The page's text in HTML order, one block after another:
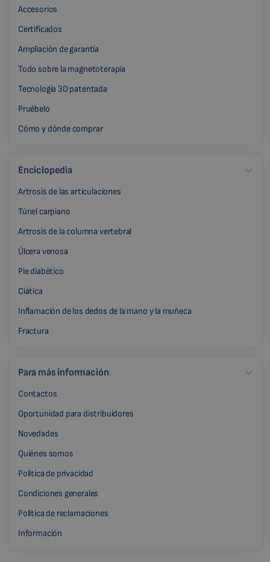
Accesorios
Certificados
Ampliación de garantía
Todo sobre la magnetoterapia
Tecnología 3D patentada
Pruébelo
Cómo y dónde comprar
Enciclopedia
Artrosis de las articulaciones
Túnel carpiano
Artrosis de la columna vertebral
Úlcera venosa
Pie diabético
Ciática
Inflamación de los dedos de la mano y la muñeca
Fractura
Para más información
Contactos
Oportunidad para distribuidores
Novedades
Quiénes somos
Política de privacidad
Condiciones generales
Política de reclamaciones
Información